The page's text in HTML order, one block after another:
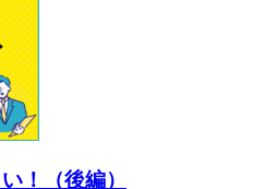
！（後編）